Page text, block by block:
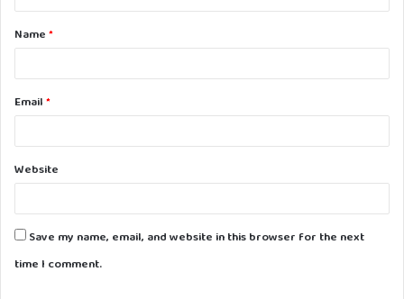
t
*Name *
Email *
Website
Save my name, email, and website in this browser for the next
time I comment.